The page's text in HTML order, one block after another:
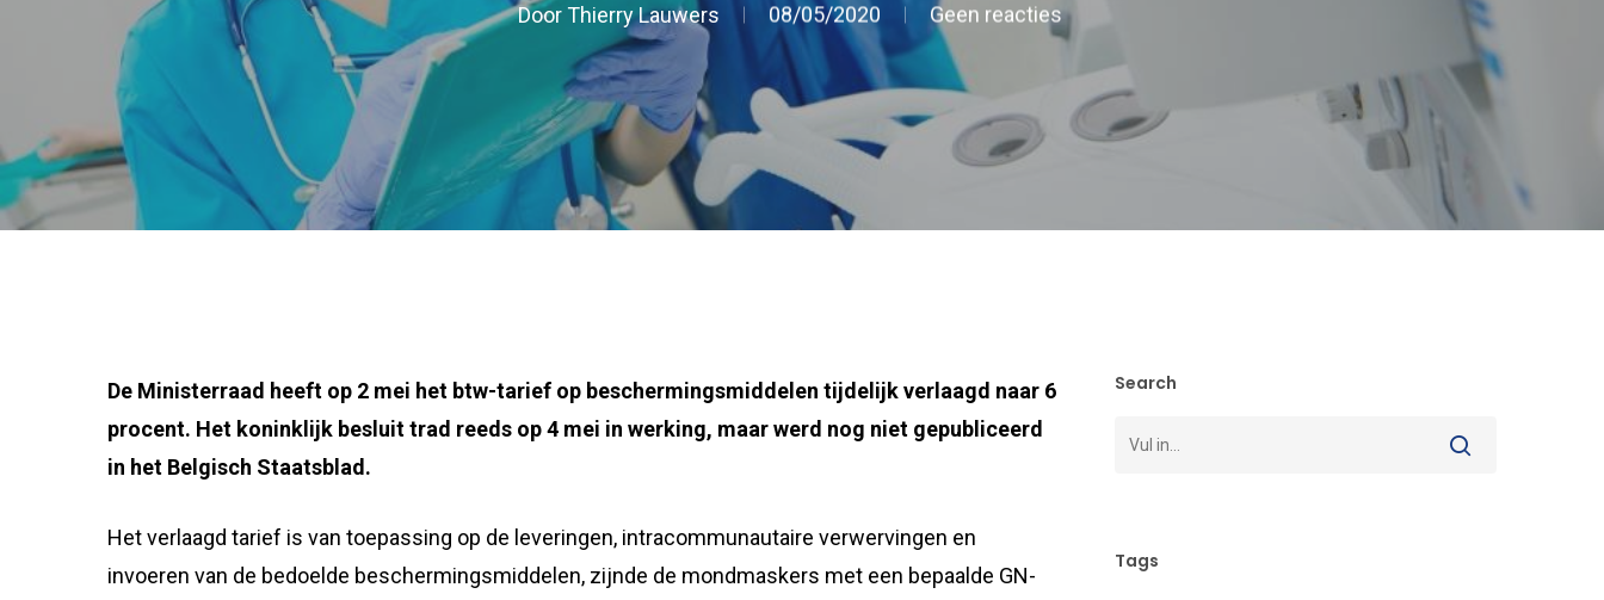
DoorThierry Lauwers 08/05/2020 Geen reacties
De Ministerraad heeft op 2 mei het btw-tarief op beschermingsmiddelen tijdelijk verlaagd naar 6
procent. Het koninklijk besluit trad reeds op 4 mei in werking, maar werd nog niet gepubliceerd
in het Belgisch Staatsblad.
Het verlaagd tarief is van toepassing op de leveringen, intracommunautaire verwervingen en
invoeren van de bedoelde beschermingsmiddelen, zijnde de mondmaskers met een bepaalde GN-
Search
Tags